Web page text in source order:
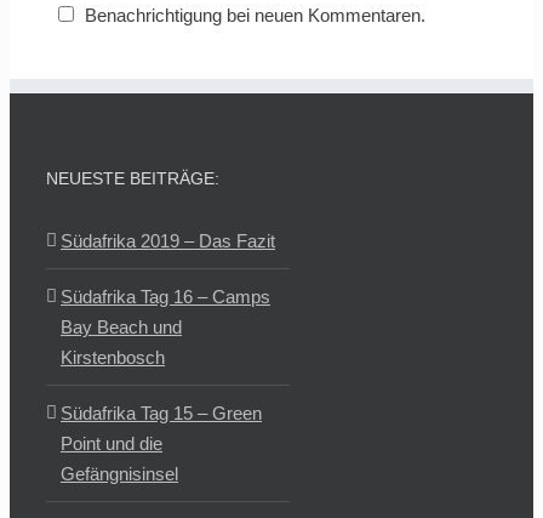
Benachrichtigung bei neuen Kommentaren.
NEUESTE BEITRÄGE:
Südafrika 2019 – Das Fazit
Südafrika Tag 16 – Camps
Bay Beach und
Kirstenbosch
Südafrika Tag 15 – Green
Point und die
Gefängnisinsel